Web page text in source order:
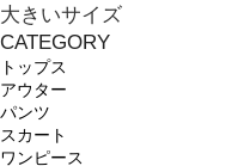
大きいサイズ
CATEGORY
トップス
アウター
パンツ
スカート
ワンピース